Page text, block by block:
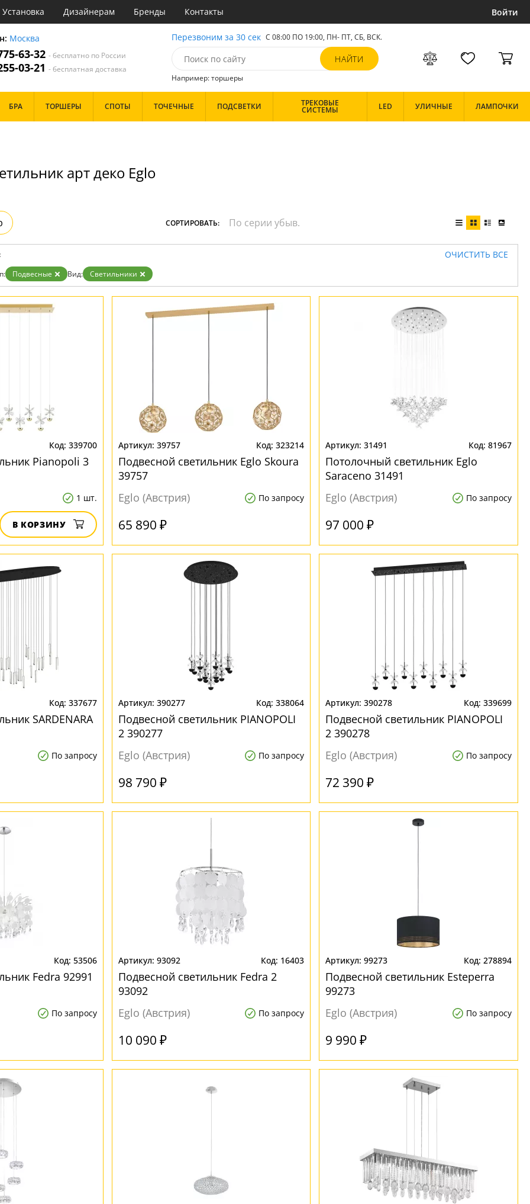
Установка Дизайнерам Бренды Контакты Войти
Москва
63-32- бесплатно по России
03-21- бесплатная доставка
Перезвоним за 30 сек С 08:00 ПО 19:00, ПН- ПТ, СБ, ВСК.
Например: торшеры
Черные
БРА ТОРШЕРЫ СПОТЫ ТОЧЕЧНЫЕ ПОДСВЕТКИ ТРЕКОВЫЕ
СИСТЕМЫ LED УЛИЧНЫЕ ЛАМПОЧКИ
арт деко Eglo
СОРТИРОВАТЬ:
ОЧИСТИТЬ ВСЕ
Подвесные Вид: Светильники
339700
Pianopoli 3
1 шт.
В КОРЗИНУ
39757 323214
Подвесной светильник Eglo Skoura
39757
Eglo (Австрия)
По запросу
65 890 ₽
31491 81967
Потолочный светильник Eglo
Saraceno 31491
Eglo (Австрия)
По запросу
97 000 ₽
337677
SARDENARA
По запросу
390277 338064
Подвесной светильник PIANOPOLI
2 390277
Eglo (Австрия)
По запросу
98 790 ₽
390278 339699
Подвесной светильник PIANOPOLI
2 390278
Eglo (Австрия)
По запросу
72 390 ₽
53506
Fedra 92991
По запросу
93092 16403
Подвесной светильник Fedra 2
93092
Eglo (Австрия)
По запросу
10 090 ₽
99273 278894
Подвесной светильник Esteperra
99273
Eglo (Австрия)
По запросу
9 990 ₽